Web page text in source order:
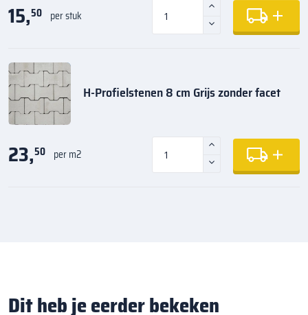
15,50 per stuk
H-Profielstenen 8 cm Grijs zonder facet
23,50 per m2
Dit heb je eerder bekeken